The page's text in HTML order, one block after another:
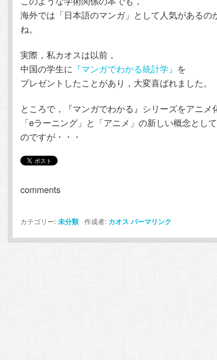
動
海外では「日本語のマンガ」として人気があるの
ね。
実際，私カオスは以前，
中国の学生に 『マンガでわかる統計学』 を
プレゼントしたことがあり，大変喜ばれました。
ところで，『マンガでわかる』シリーズをアニメ
「eラーニング」と「アニメ」の新しい概念とし
のですが・・・
comments
カテゴリー:未分類作成者: カオス パーマリンク